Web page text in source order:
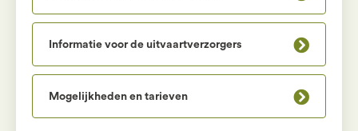
Informatie voor de uitvaartverzorgers
Mogelijkheden en tarieven